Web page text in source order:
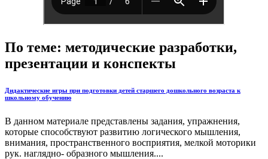
По теме: методические разработки,
презентации и конспекты
Дидактические игры при подготовки детей старшего дошкольного возраста к
школьному обучению
В данном материале представлены задания, упражнения,
которые способствуют развитию логического мышления,
внимания, пространственного восприятия, мелкой моторики
рук. наглядно- образного мышления....